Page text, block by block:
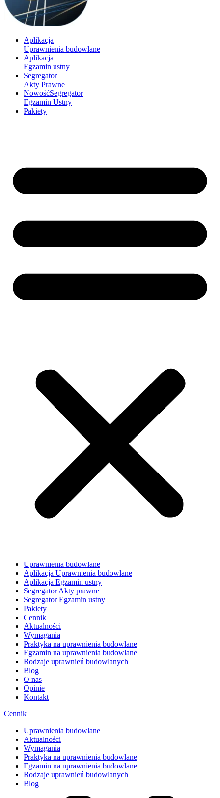
Aplikacja
Uprawnienia budowlane
Aplikacja
Egzamin ustny
Segregator
Akty Prawne
NowośćSegregator
Egzamin Ustny
Pakiety
Uprawnienia budowlane
Aplikacja Uprawnienia budowlane
Aplikacja Egzamin ustny
Segregator Akty prawne
Segregator Egzamin ustny
Pakiety
Cennik
Aktualności
Wymagania
Praktyka na uprawnienia budowlane
Egzamin na uprawnienia budowlane
Rodzaje uprawnień budowlanych
Blog
O nas
Opinie
Kontakt
Cennik
Uprawnienia budowlane
Aktualności
Wymagania
Praktyka na uprawnienia budowlane
Egzamin na uprawnienia budowlane
Rodzaje uprawnień budowlanych
Blog